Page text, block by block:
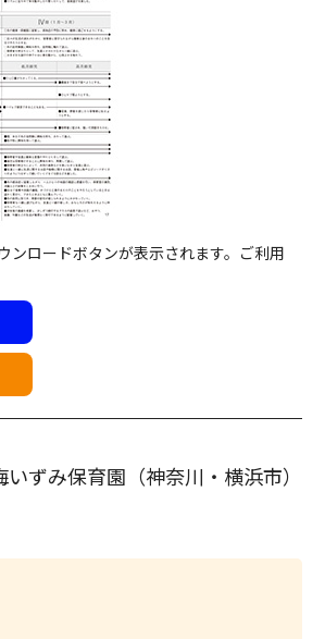
ンロードボタンが表示されます。ご利用
ずみ保育園（神奈川・横浜市）